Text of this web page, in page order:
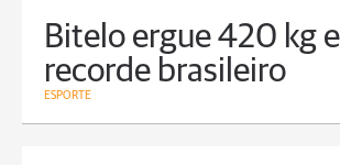
Bitelo ergue 420 kg
recorde brasileiro
ESPORTE